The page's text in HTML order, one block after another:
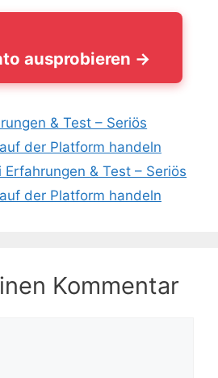
ausprobieren →
& Test – Seriös
der Platform handeln
& Test – Seriös
der Platform handeln
Kommentar